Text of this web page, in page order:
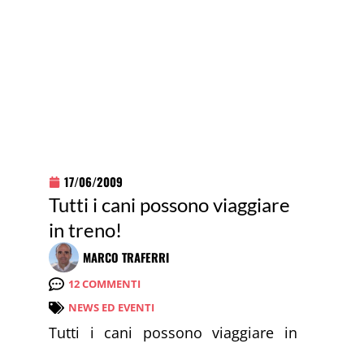
17/06/2009
Tutti i cani possono viaggiare
in treno!
MARCO TRAFERRI
12 COMMENTI
NEWS ED EVENTI
Tutti i cani possono viaggiare in